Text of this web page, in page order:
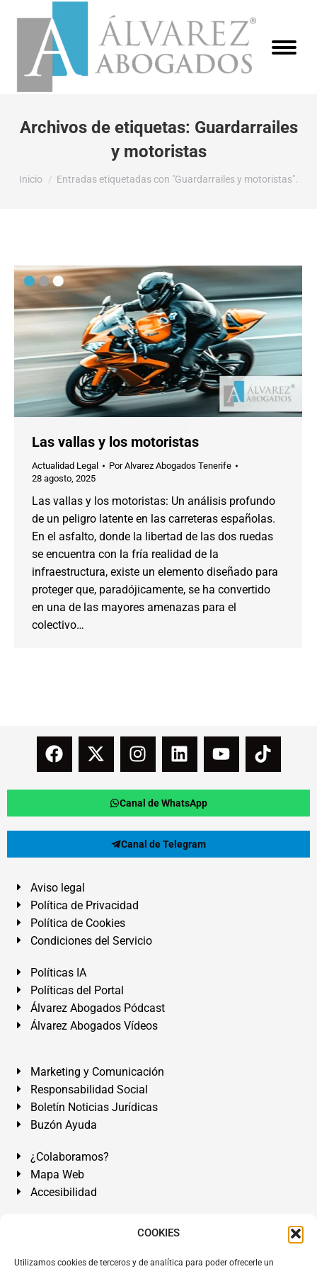
COOKIES
Utilizamos cookies de terceros y de analítica para poder ofrecerle un
Archivos de etiquetas: Guardarrailes
y motoristas
Estás aquí:
Inicio Entradas etiquetadas con "Guardarrailes y motoristas".
Las vallas y los motoristas
Actualidad Legal PorAlvarez Abogados Tenerife
28 agosto, 2025
Las vallas y los motoristas: Un análisis profundo
de un peligro latente en las carreteras españolas.
En el asfalto, donde la libertad de las dos ruedas
se encuentra con la fría realidad de la
infraestructura, existe un elemento diseñado para
proteger que, paradójicamente, se ha convertido
en una de las mayores amenazas para el
colectivo…
Canal de WhatsApp
Canal de Telegram
Aviso legal
Política de Privacidad
Política de Cookies
Condiciones del Servicio
Políticas IA
Políticas del Portal
Álvarez Abogados Pódcast
Álvarez Abogados Vídeos
Marketing y Comunicación
Responsabilidad Social
Boletín Noticias Jurídicas
Buzón Ayuda
¿Colaboramos?
Mapa Web
Accesibilidad
Álvarez Abogados Tenerife:Calle Teobaldo Power Nº 7,
de Tenerife. Islas Canarias.